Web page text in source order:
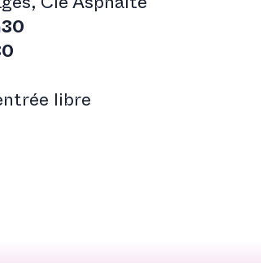
Cie Asphalte
libre